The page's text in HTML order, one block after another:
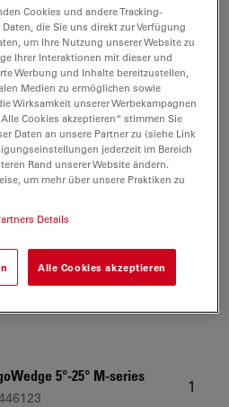
carrier
LED3000 RL, 58 mm
5°-25° M-series
1
Cookies und andere Tracking-
die Sie uns direkt zur Verfügung
um Ihre Nutzung unserer Website zu
Ihrer Interaktionen mit dieser und
Werbung und Inhalte bereitzustellen,
Medien zu ermöglichen sowie
Wirksamkeit unserer Werbekampagnen
Cookies akzeptieren“ stimmen Sie
Daten an unsere Partner zu (siehe Link
jederzeit im Bereich
Rand unserer Website ändern.
um mehr über unsere Praktiken zu
Details
Alle Cookies akzeptieren